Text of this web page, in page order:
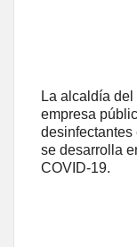
La alcaldía
empresa
desinfectantes
se desarrolla
COVID-19.